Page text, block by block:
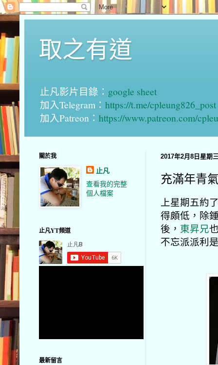
取之有道
止凡影片目錄： google sheet
加入Telegram： https://t.me/cpleung826_post
加入Patreon： https://www.patreon.com/
2017年2月8日星期
充滿年青
上星期五約
得頗低，除
後， 東昇兄
不忘派派利
關於我
止凡
查看我的完整
個人檔案
止凡YT頻道
最新留言